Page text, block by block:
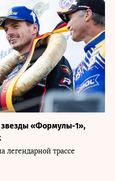
звезды «Формулы-1»,
легендарной трассе